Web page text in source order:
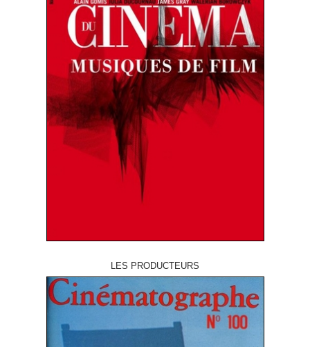
LES PRODUCTEURS